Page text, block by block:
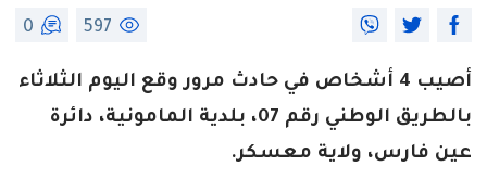
597
0
أصيب 4 أشخاص في حادث مرور وقع اليوم الثلاثاء
بالطريق الوطني رقم 07، بلدية المامونية، دائرة
عين فارس، ولاية معسكر.